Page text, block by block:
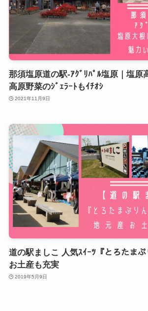
那須塩原道の駅-ｱｸﾞﾘﾊﾟﾙ塩原｜塩原
高原野菜のｼﾞｪﾗｰﾄもｲﾁｵｼ
2021年11月9日
道の駅ましこ 人気ｽｲｰﾂ『とろたま
お土産も充実
2019年5月9日